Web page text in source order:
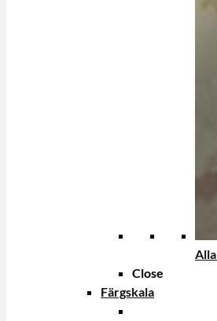
Close
Färgskala